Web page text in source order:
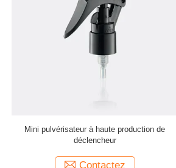
JY115-07 tout plastique 28mm fermeture
HDPE déclencheur bouteille de pulvérisation
Contactez